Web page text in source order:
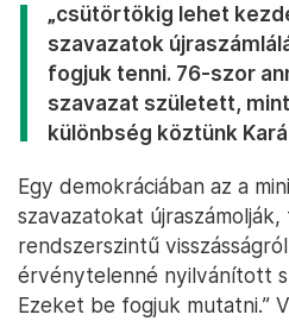
„csütörtökig lehet
szavazatok
fogjuk tenni. 76-szor
szavazat született,
különbség köztünk
Egy demokráciában az a
szavazatokat
rendszerszintű
érvénytelenné nyilvánított
Ezeket be fogjuk mutatni.”